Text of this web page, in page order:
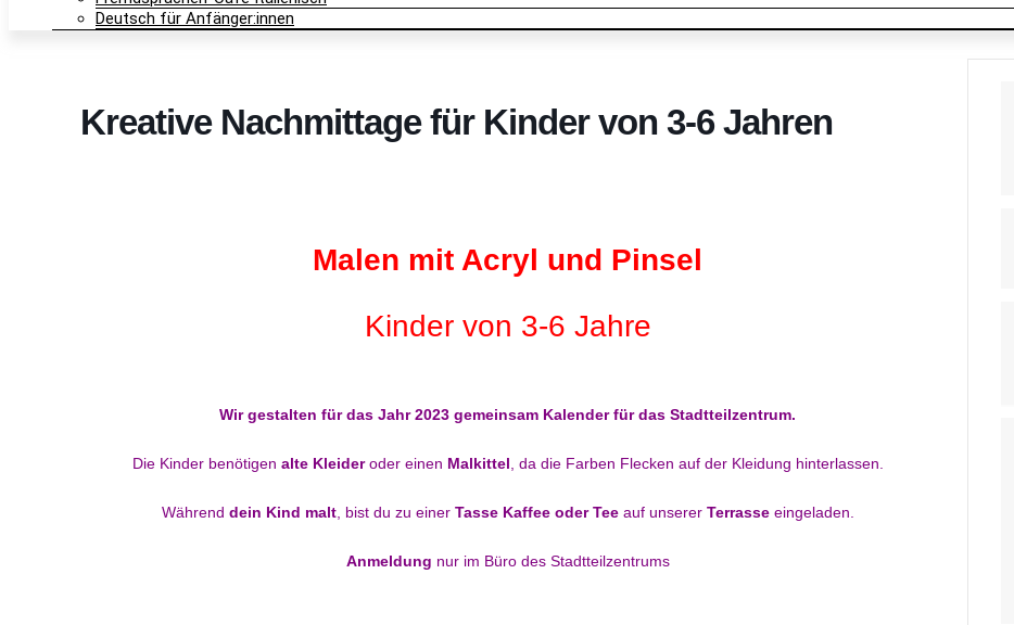
Deutsch für Anfänger:innen
Kreative Nachmittage für Kinder von 3-6 Jahren
Malen mit Acryl und Pinsel
Kinder von 3-6 Jahre
Wir gestalten für das Jahr 2023 gemeinsam Kalender für das Stadtteilzentrum.
Die Kinder benötigen alte Kleideroder einen Malkittel , da die Farben Flecken auf der Kleidung hinterlassen.
Während dein Kind malt, bist du zu einer Tasse Kaffee oder Teeauf unserer Terrasseeingeladen.
Anmeldung nur im Büro des Stadtteilzentrums